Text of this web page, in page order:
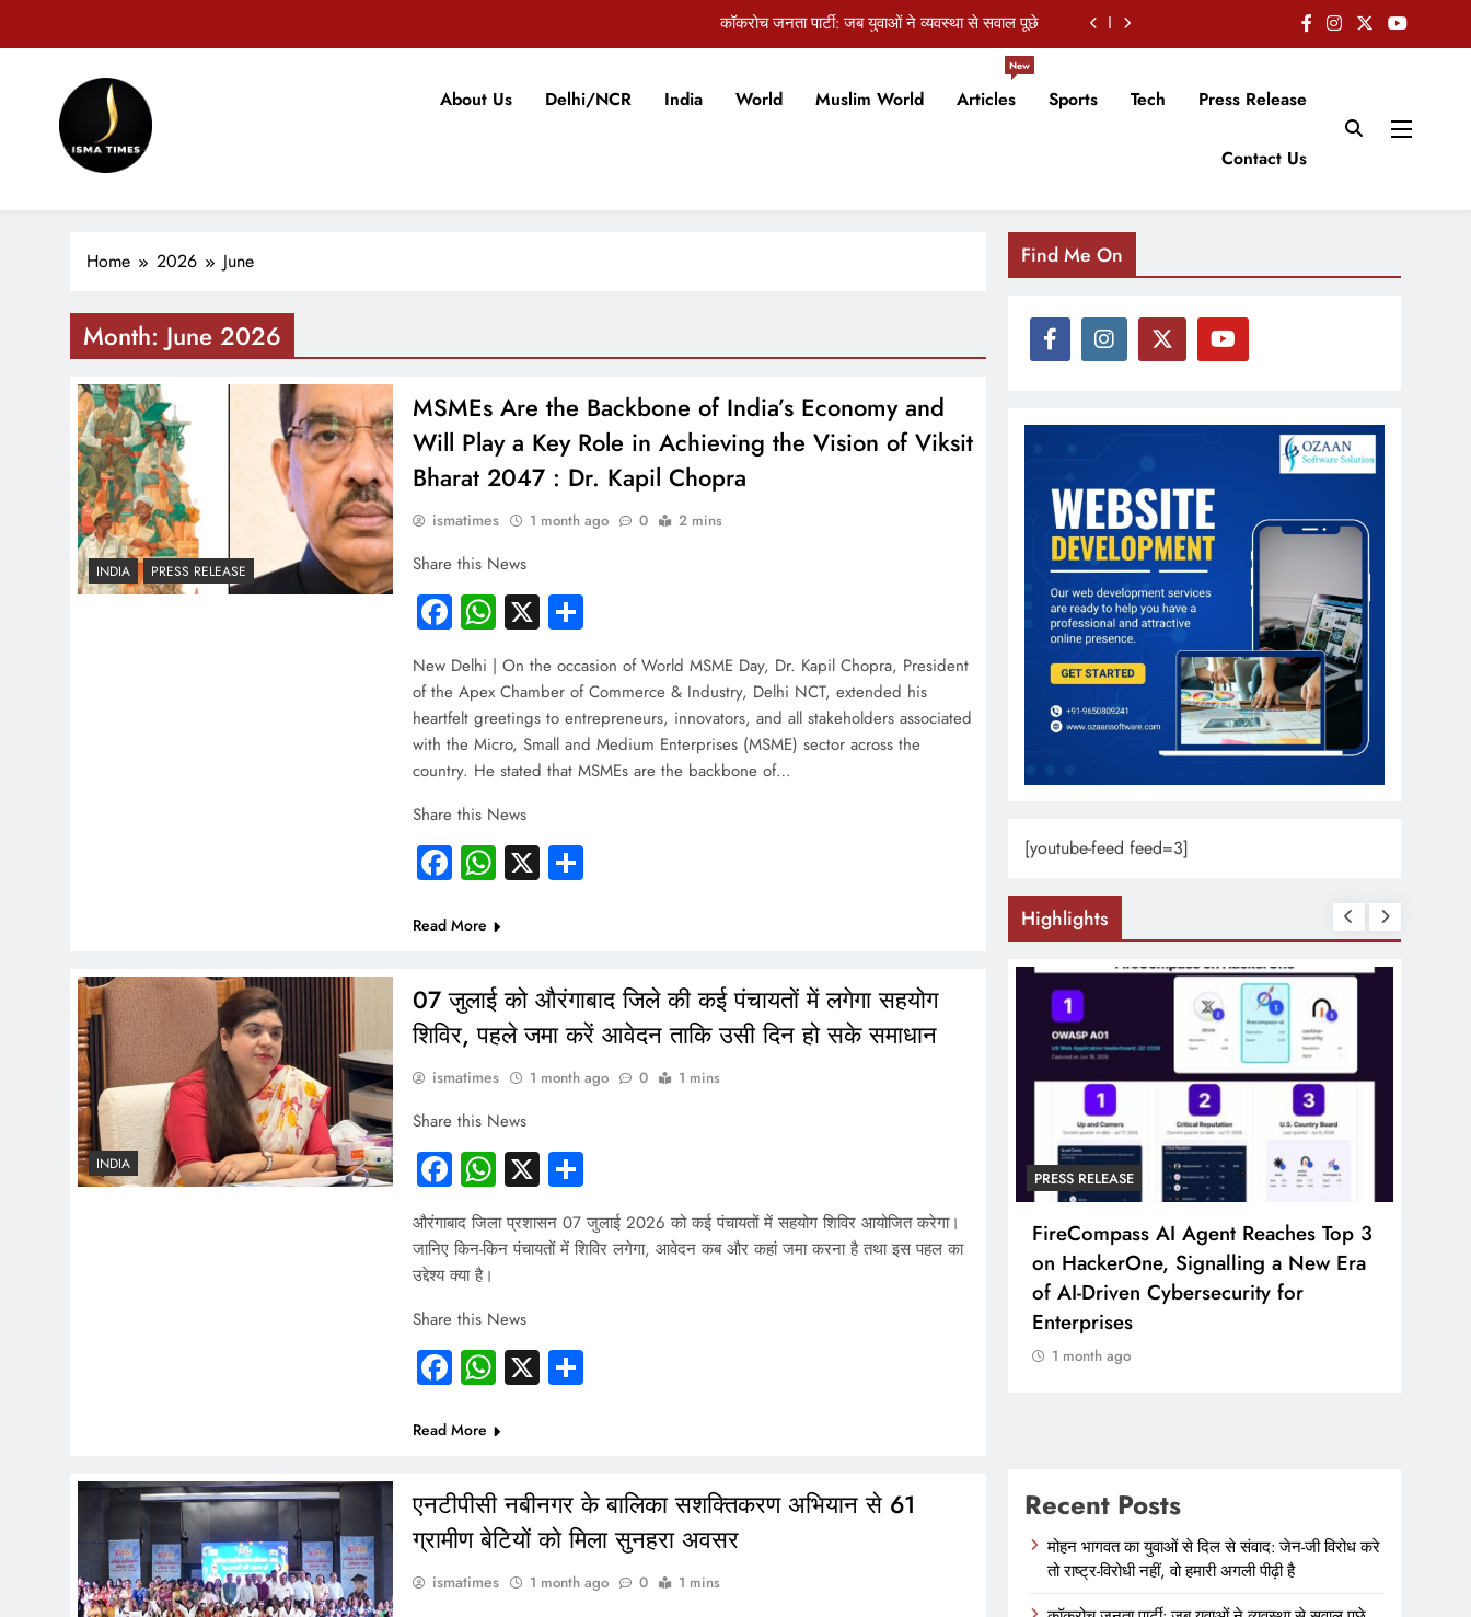
कॉकरोच जनता पार्टी: जब युवाओं ने व्यवस्था से सवाल पूछे
टिकारी अनुमंडलीय अस्पताल में एसडीओ का रात में औचक निरीक्षण, लापरवाही सामने आने पर कार्रवाई के निर्देश
ndia’s Waterproofing Industry Fast-Tracks Toward Rs. 15,000 Crore Market by 2026
टिकारी अनुमंडलीय अस्पताल में एसडीओ का रात में औचक निरीक्षण, लापरवाही सामने आने पर कार्रवाई के निर्देश
ndia’s Waterproofing Industry Fast-Tracks Toward Rs. 15,000 Crore Market by 2026
ISMA TIMES NEWS
About Us Delhi/NCR India World Muslim World Articles
New
Sports Tech Press Release
Contact Us
Home 2026 June
Month: June 2026
INDIA PRESS RELEASE
MSMEs Are the Backbone of India’s Economy and
Will Play a Key Role in Achieving the Vision of Viksit
Bharat 2047 : Dr. Kapil Chopra
ismatimes 1 month ago 0 2 mins
Share this News
Facebook
WhatsApp
X
New Delhi | On the occasion of World MSME Day, Dr. Kapil Chopra, President
of the Apex Chamber of Commerce & Industry, Delhi NCT, extended his
heartfelt greetings to entrepreneurs, innovators, and all stakeholders associated
with the Micro, Small and Medium Enterprises (MSME) sector across the
country. He stated that MSMEs are the backbone of…
Share this News
Facebook
WhatsApp
X
Read More
INDIA
07 जुलाई को औरंगाबाद जिले की कई पंचायतों में लगेगा सहयोग
शिविर, पहले जमा करें आवेदन ताकि उसी दिन हो सके समाधान
ismatimes 1 month ago 0 1 mins
Share this News
Facebook
WhatsApp
X
औरंगाबाद जिला प्रशासन 07 जुलाई 2026 को कई पंचायतों में सहयोग शिविर आयोजित करेगा।
जानिए किन-किन पंचायतों में शिविर लगेगा, आवेदन कब और कहां जमा करना है तथा इस पहल का
उद्देश्य क्या है।
Share this News
Facebook
WhatsApp
X
Read More
एनटीपीसी नबीनगर के बालिका सशक्तिकरण अभियान से 61
ग्रामीण बेटियों को मिला सुनहरा अवसर
ismatimes 1 month ago 0 1 mins
Find Me On
[youtube-feed feed=3]
Highlights
ndia’s Waterproofing Industry Fast-
Tracks Toward Rs. 15,000 Crore
PRESS RELEASE
FireCompass AI Agent Reaches Top 3
on HackerOne, Signalling a New Era
of AI-Driven Cybersecurity for
Enterprises
1 month ago
Recent Posts
मोहन भागवत का युवाओं से दिल से संवाद: जेन-जी विरोध करे
तो राष्ट्र-विरोधी नहीं, वो हमारी अगली पीढ़ी है